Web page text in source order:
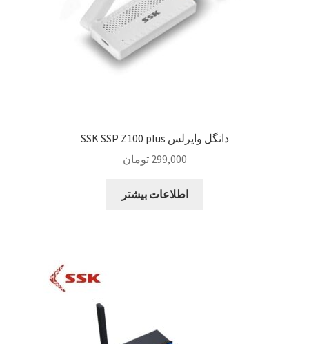
دانگل وایرلس SSK SSP Z100 plus
299,000 تومان
اطلاعات بیشتر